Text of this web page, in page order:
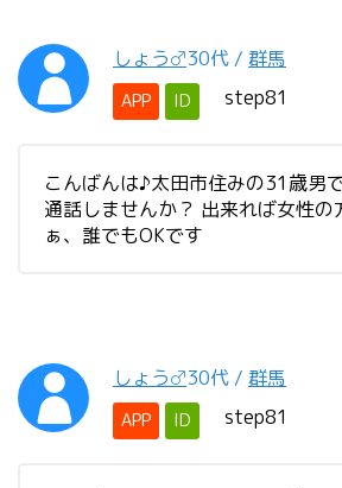
しょう♂30代 / 群馬
APP ID step81
こんばんは♪太田市住みの31歳男
通話しませんか？ 出来れば女性の
ぁ、誰でもOKです
しょう♂30代 / 群馬
APP ID step81